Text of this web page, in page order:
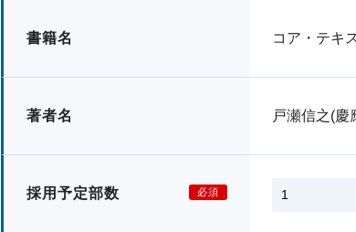
書籍名 コア・テキ
著者名 戸瀬信之(
採用予定部数 必須